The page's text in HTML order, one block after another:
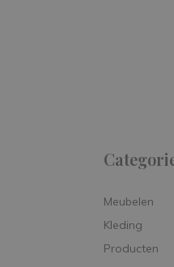
Meubelen
Kleding
Producten